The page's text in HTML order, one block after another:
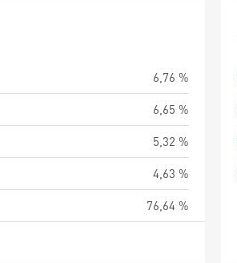
6,76 %
6,65 %
5,32 %
4,63 %
76,64 %